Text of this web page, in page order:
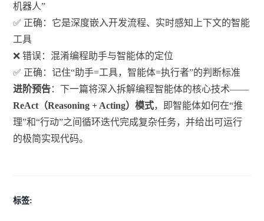
机器人”
✅ 正确：它是深度嵌入开发流程、实时感知上下文的智能
工具
❌ 错误：混淆编程助手与智能体的定位
✅ 正确：记住“助手=工具，智能体=执行者”的判断标准
进阶预告：下一篇将深入拆解编程智能体的核心技术——
ReAct（Reasoning + Acting）模式，即智能体如何在“推
理”和“行动”之间循环迭代完成复杂任务，并给出可运行
的极简实现代码。
标签: